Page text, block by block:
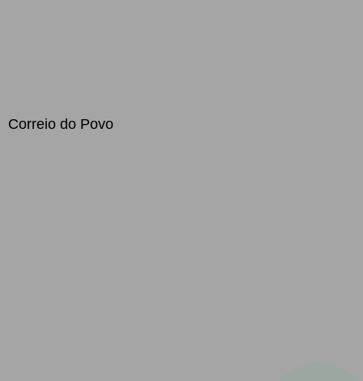
Correio do Povo